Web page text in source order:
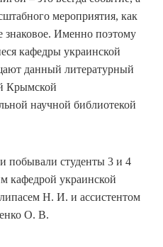
мероприятия, как
Именно поэтому
кафедры украинской
данный литературный
Крымской
научной библиотекой
побывали студенты 3 и 4
кафедрой украинской
Н. И. и ассистентом
О. В.